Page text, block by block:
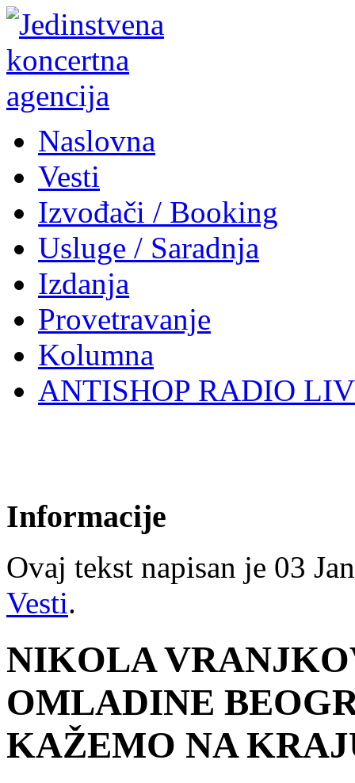
Naslovna
Vesti
Izvođači / Booking
Usluge / Saradnja
Izdanja
Provetravanje
Kolumna
ANTISHOP RADIO
Informacije
Ovaj tekst napisan je 03
Vesti.
NIKOLA
OMLADINE
KAŽEMO NA